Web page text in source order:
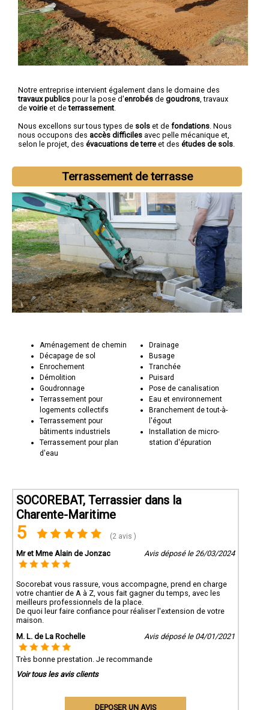
Notre entreprise intervient également dans le domaine des
travaux publics pour la pose d'enrobés de goudrons , travaux
de voirie et deterrassement
Nous excellons sur tous types de sols et de fondations . Nous
nous occupons des accès difficiles avec pelle mécanique et,
selon le projet, des évacuations de terre et des études de sols
Terrassement de terrasse
Aménagement de chemin
Décapage de sol
Enrochement
Démolition
Goudronnage
Terrassement pour
logements collectifs
Terrassement pour
bâtiments industriels
Terrassement pour plan
d'eau
Drainage
Busage
Tranchée
Puisard
Pose de canalisation
Eau et environnement
Branchement de tout-à-
l'égout
Installation de micro-
station d'épuration
SOCOREBAT, Terrassier dans la
Charente-Maritime
5 (2 avis )
Mr et Mme Alain de Jonzac Avis déposé le 26/03/2024
Socorebat vous rassure, vous accompagne, prend en charge
votre chantier de A à Z, vous fait gagner du temps, avec les
meilleurs professionnels de la place.
De quoi leur faire confiance pour réaliser l'extension de votre
maison.
M. L. de La Rochelle
Avis déposé le 04/01/2021
Très bonne prestation. Je recommande
Voir tous les avis clients
DEPOSER UN AVIS